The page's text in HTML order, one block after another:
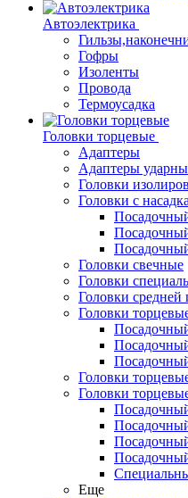
Автоэлектрика
Гофры
Изоленты
Провода
Термоусадка
Головки торцевые
Адаптеры
Адаптеры
Головки
Головки с
Головки свечные
Головки
Головки средней
Головки
Головки
Головки
Еще